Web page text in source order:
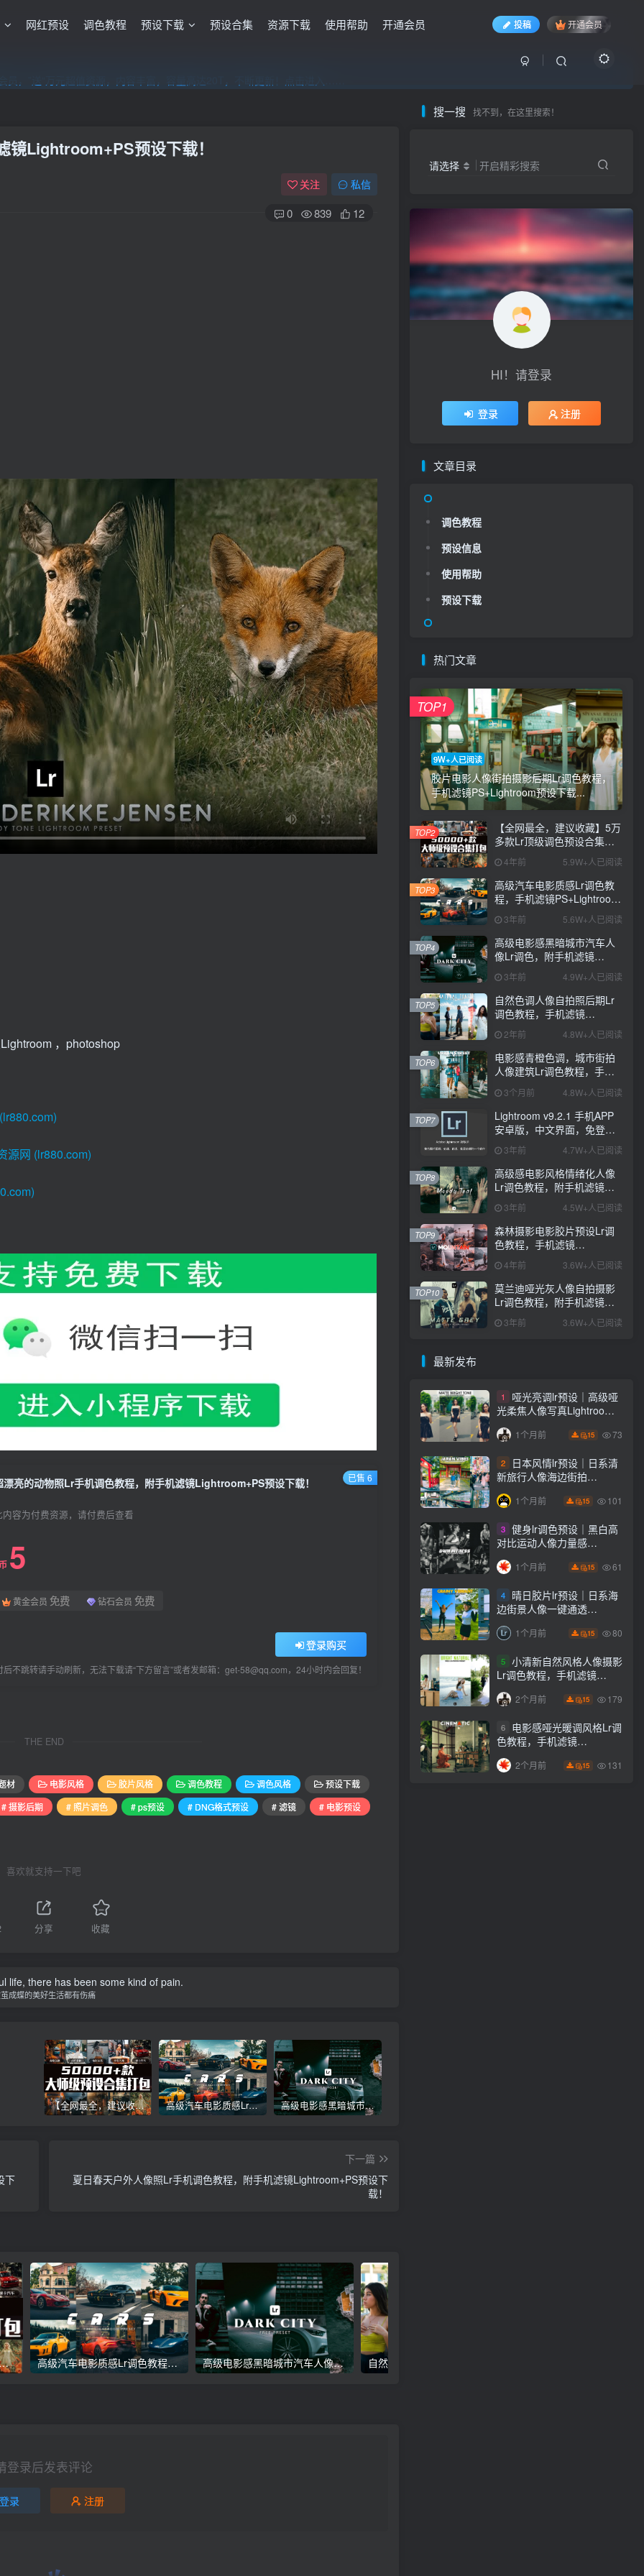
网红预设 调色教程 预设下载 预设合集 资源下载 使用帮助 开通会员 投稿 开通会员
员，”送“万元超值资源，内容丰富，容量高达20T，不断更新！点击进入……
Lightroom+PS预设下载！
关注 私信
0 839 12
，photoshop
源网 (lr880.com)
漂亮的动物照Lr手机调色教程，附手机滤镜Lightroom+PS预设下载！
内容为付费资源，请付费后查看
5
黄金会员 免费 钻石会员 免费
登录购买
后不跳转请手动刷新，无法下载请“下方留言”或者发邮箱：get-58@qq.com，24小时内会回复！
已售 6
THE END
材 电影风格 胶片风格 调色教程 调色风格
预设下载
# 摄影后期
# 照片调色 # ps预设 # DNG格式预设 # 滤镜 # 电影预设
喜欢就支持一下吧
分享 收藏
life, there has been some kind of pain.
成蝶的美好生活都有伤痛
【全网最全，建议收藏】5万多款Lr顶级调色预设合集，精心整理，分类清晰，摄影师调色师必备素材，够用一辈子！ 高级汽车电影质感Lr调色教程，手机滤镜PS+Lightroom预设下载！ 高级电影感黑暗城市汽车人像Lr调色，附手机滤镜PS+Lightroom预设下载！
下
下一篇
夏日春天户外人像照Lr手机调色教程，附手机滤镜Lightroom+PS预设下
载！
预设合集，精心整理，分类清晰，摄影师调色师必备素材，够用一辈子！ 高级汽车电影质感Lr调色教程，手机滤镜PS+Lightroom预设下载！ 高级电影感黑暗城市汽车人像Lr调色，附手机滤镜PS+Lightroom预设下载！
登录后发表评论
登录 注册
搜一搜 找不到，在这里搜索！
请选择 开启精彩搜索
HI！请登录
登录 注册
文章目录
调色教程
预设信息
使用帮助
预设下载
热门文章
9W+人已阅读
胶片电影人像街拍摄影后期Lr调色教程，
手机滤镜PS+Lightroom预设下载...
TOP1
【全网最全，建议收藏】5万
多款Lr顶级调色预设合集，
精心整理，分类清晰，摄影
师调色师必备素材，够用一
辈子！
4年前 5.9W+人已阅读
TOP2
高级汽车电影质感Lr调色教
程，手机滤镜PS+Lightroom
预设下载！
3年前 5.6W+人已阅读
TOP3
高级电影感黑暗城市汽车人
像Lr调色，附手机滤镜
PS+Lightroom预设下载！
3年前 4.9W+人已阅读
TOP4
自然色调人像自拍照后期Lr
调色教程，手机滤镜
PS+Lightroom预设下载！
2年前 4.8W+人已阅读
TOP5
电影感青橙色调，城市街拍
人像建筑Lr调色教程，手机
滤镜PS+Lightroom预设下
载！3个月前 4.8W+人已阅读
TOP6
Lightroom v9.2.1 手机APP
安卓版，中文界面，免登录
直接激活破解版！
3年前 4.7W+人已阅读
TOP7
高级感电影风格情绪化人像
Lr调色教程，附手机滤镜
PS+Lightroom预设下载！
3年前 4.5W+人已阅读
TOP8
森林摄影电影胶片预设Lr调
色教程，手机滤镜
Lightroom+Ps预设下载！
4年前 3.6W+人已阅读
TOP9
莫兰迪哑光灰人像自拍摄影
Lr调色教程，附手机滤镜
PS+Lightroom预设下载！
3年前 3.6W+人已阅读
TOP10
最新发布
1
哑光亮调lr预设｜高级哑
光柔焦人像写真Lightroom
下载lr调色风格
1个月前 15 73
2
日本风情lr预设｜日系清
新旅行人像海边街拍
Lightroom下载lr调色风格
1个月前 15 101
3 健身lr调色预设｜黑白高
对比运动人像力量感
Lightroom下载lr预设风格
1个月前 15 61
4
晴日胶片lr预设｜日系海
边街景人像一键通透
Lightroom下载lr调色风格
1个月前 15 80
5 小清新自然风格人像摄影
Lr调色教程，手机滤镜
PS+Lightroom预设下载！
2个月前 15 179
6
电影感哑光暖调风格Lr调
色教程，手机滤镜
PS+Lightroom预设下载！
2个月前 15 131